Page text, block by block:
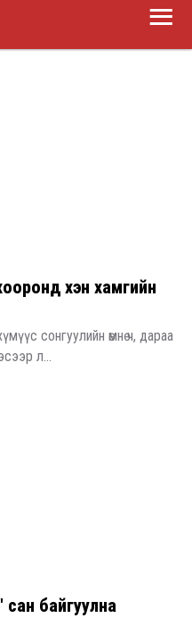
Main
Menu
хэн хамгийн
сонгуулийн өмнө ч, дараа
л...
сан байгуулна